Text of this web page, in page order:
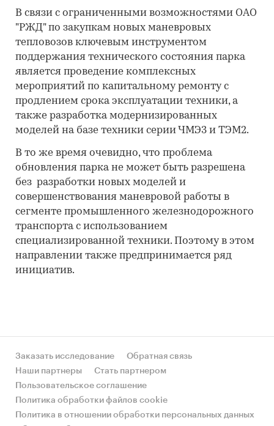
В связи с ограниченными возможностями ОАО
"РЖД" по закупкам новых маневровых
тепловозов ключевым инструментом
поддержания технического состояния парка
является проведение комплексных
мероприятий по капитальному ремонту с
продлением срока эксплуатации техники, а
также разработка модернизированных
моделей на базе техники серии ЧМЭ3 и ТЭМ2.
В то же время очевидно, что проблема
обновления парка не может быть разрешена
без разработки новых моделей и
совершенствования маневровой работы в
сегменте промышленного железнодорожного
транспорта с использованием
специализированной техники. Поэтому в этом
направлении также предпринимается ряд
инициатив.
Заказать исследование
Обратная связь
Наши партнеры
Стать партнером
Пользовательское соглашение
Политика обработки файлов cookie
Политика в отношении обработки персональных данных